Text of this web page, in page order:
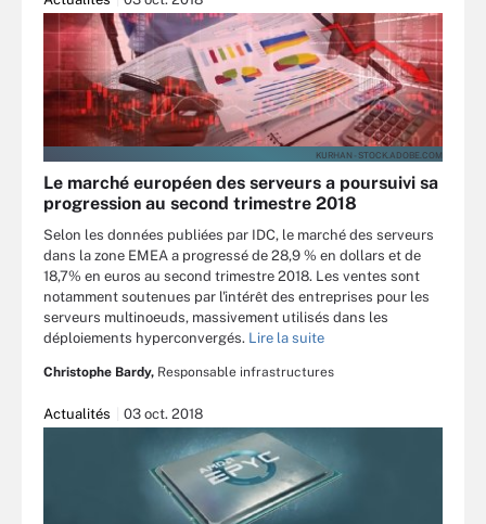
KURHAN - STOCK.ADOBE.COM
Le marché européen des serveurs a poursuivi sa
progression au second trimestre 2018
Selon les données publiées par IDC, le marché des serveurs
dans la zone EMEA a progressé de 28,9 % en dollars et de
18,7% en euros au second trimestre 2018. Les ventes sont
notamment soutenues par l'intérêt des entreprises pour les
serveurs multinoeuds, massivement utilisés dans les
déploiements hyperconvergés. Lire la suite
Christophe Bardy, Responsable infrastructures
Actualités 03 oct. 2018